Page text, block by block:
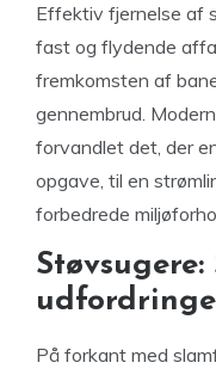
Effektiv fjernelse af
fast og flydende
fremkomsten af
gennembrud.
forvandlet det, der
opgave, til en
forbedrede
Støvsugere:
På forkant med